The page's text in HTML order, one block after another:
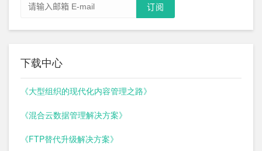
下载中心
《大型组织的现代化内容管理之路》
《混合云数据管理解决方案》
《FTP替代升级解决方案》